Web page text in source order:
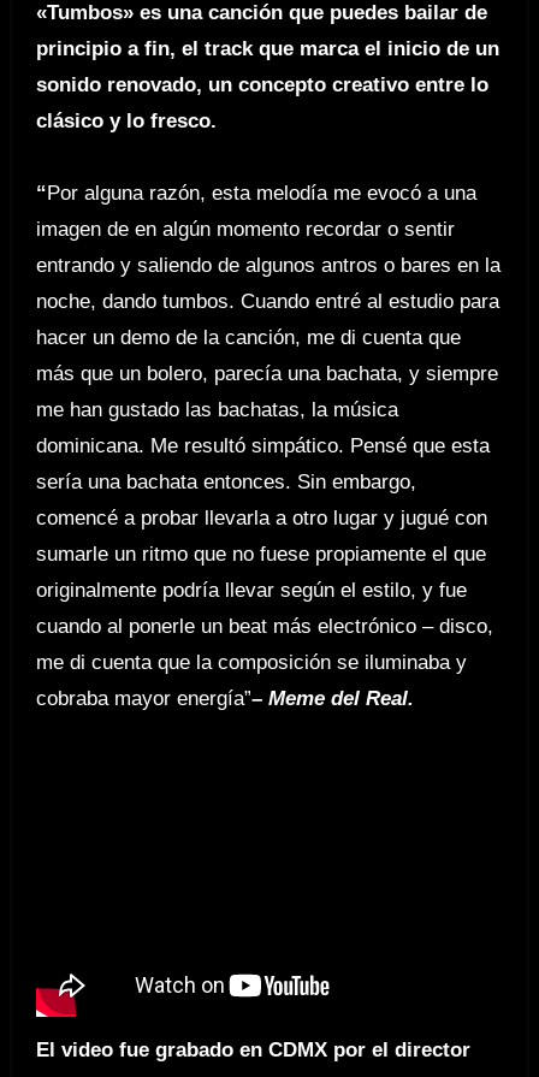
«Tumbos» es una canción que puedes bailar de
principio a fin, el track que marca el inicio de un
sonido renovado, un concepto creativo entre lo
clásico y lo fresco.
“Por alguna razón, esta melodía me evocó a una
imagen de en algún momento recordar o sentir
entrando y saliendo de algunos antros o bares en la
noche, dando tumbos. Cuando entré al estudio para
hacer un demo de la canción, me di cuenta que
más que un bolero, parecía una bachata, y siempre
me han gustado las bachatas, la música
dominicana. Me resultó simpático. Pensé que esta
sería una bachata entonces. Sin embargo,
comencé a probar llevarla a otro lugar y jugué con
sumarle un ritmo que no fuese propiamente el que
originalmente podría llevar según el estilo, y fue
cuando al ponerle un beat más electrónico – disco,
me di cuenta que la composición se iluminaba y
cobraba mayor energía”–Meme del Real.
El video fue grabado en CDMX por el director